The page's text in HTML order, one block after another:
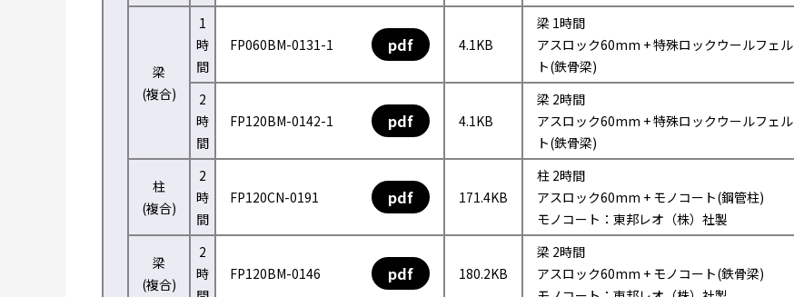
梁
(複合)
1
時
間
FP060BM-0131-1 pdf 4.1KB
梁 1時間
アスロック60mm + 特殊ロックウールフェル
ト(鉄骨梁)
2
時
間
FP120BM-0142-1 pdf 4.1KB
梁 2時間
アスロック60mm + 特殊ロックウールフェル
ト(鉄骨梁)
柱
(複合)
2
時
間
FP120CN-0191 pdf 171.4KB
柱 2時間
アスロック60mm + モノコート(鋼管柱)
モノコート：東邦レオ（株）社製
梁
(複合)
2
時
FP120BM-0146 pdf 180.2KB
梁 2時間
アスロック60mm + モノコート(鉄骨梁)